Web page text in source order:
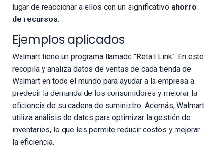
lugar de reaccionar a ellos con un significativo ahorro
de recursos.
Ejemplos aplicados
Walmart tiene un programa llamado "Retail Link". En este
recopila y analiza datos de ventas de cada tienda de
Walmart en todo el mundo para ayudar a la empresa a
predecir la demanda de los consumidores y mejorar la
eficiencia de su cadena de suministro. Además, Walmart
utiliza análisis de datos para optimizar la gestión de
inventarios, lo que les permite reducir costos y mejorar
la eficiencia.